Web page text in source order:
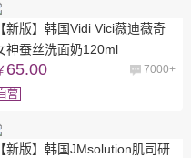
【新版】韩国Vidi Vici薇迪薇奇
神蚕丝洗面奶120ml
65.00
7000+
营
【新版】韩国JMsolution肌司研